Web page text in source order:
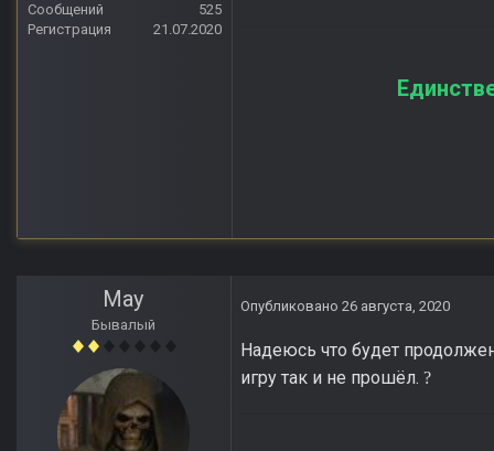
Сообщений
525
Регистрация
21.07.2020
May
Бывалый
Опубликовано 26 августа, 2020
Надеюсь что будет
игру так и не прошёл. ?